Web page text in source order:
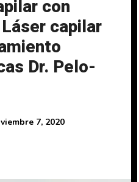
con
capilar
Dr. Pelo-
7, 2020